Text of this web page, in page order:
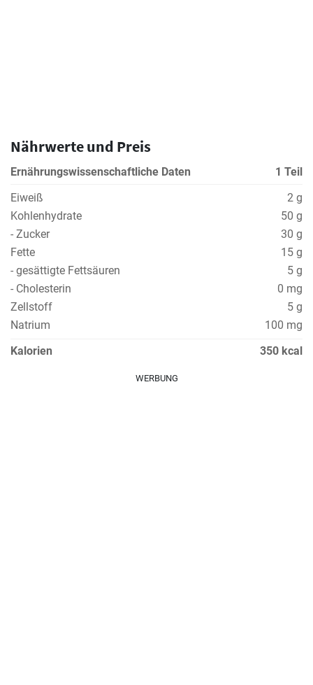
Nährwerte und Preis
Ernährungswissenschaftliche Daten
1 Teil
Eiweiß
2 g
Kohlenhydrate
50 g
- Zucker
30 g
Fette
15 g
- gesättigte Fettsäuren
5 g
- Cholesterin
0 mg
Zellstoff
5 g
Natrium
100 mg
Kalorien
350 kcal
WERBUNG